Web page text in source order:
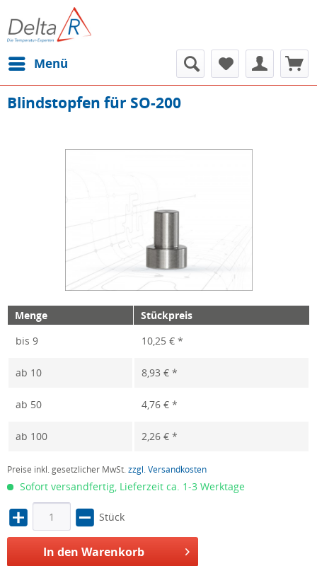
Menü
Blindstopfen für SO-200
Menge
Stückpreis
bis 9 10,25 € *
ab 10 8,93 € *
ab 50 4,76 € *
ab 100 2,26 € *
Preise inkl. gesetzlicher MwSt.zzgl. Versandkosten
Sofort versandfertig, Lieferzeit ca. 1-3 Werktage
Stück
In den Warenkorb